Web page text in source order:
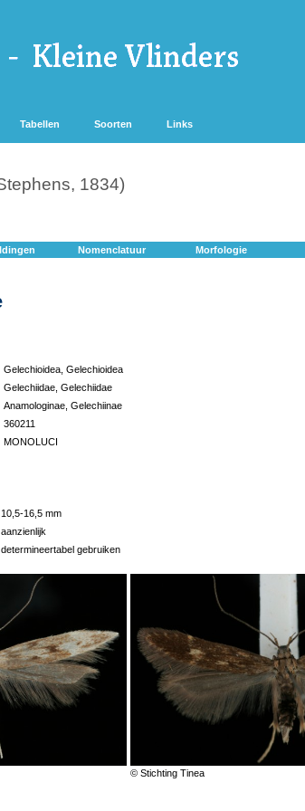
Tabellen Soorten Links
1834)
Nomenclatuur Morfologie
Gelechioidea, Gelechioidea
Gelechiidae, Gelechiidae
Anamologinae, Gelechiinae
360211
MONOLUCI
10,5-16,5 mm
aanzienlijk
determineertabel gebruiken
© Stichting Tinea